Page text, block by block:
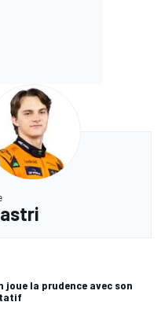
joue la prudence avec son